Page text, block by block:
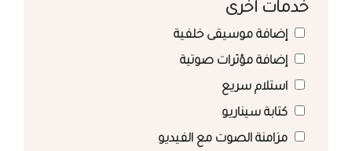
خدمات أخرى
إضافة موسيقى خلفية
إضافة مؤثرات صوتية
استلام سريع
كتابة سيناريو
مزامنة الصوت مع الفيديو